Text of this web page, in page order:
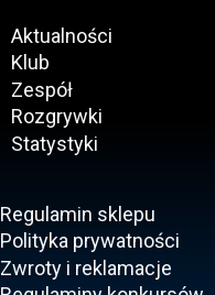
Aktualności
Klub
Zespół
Rozgrywki
Statystyki
Regulamin sklepu
Polityka prywatności
Zwroty i reklamacje